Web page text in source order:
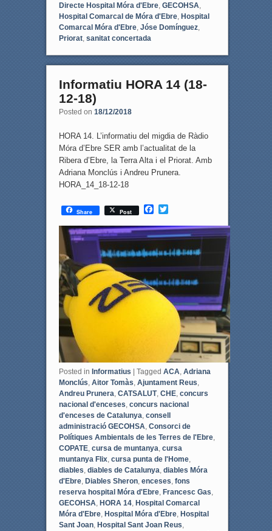
Directe Hospital Móra d'Ebre, GECOHSA,
Hospital Comarcal de Móra d'Ebre, Hospital
Comarcal Móra d'Ebre, Jóse Domínguez,
Priorat, sanitat concertada
Informatiu HORA 14 (18-
12-18)
Posted on 18/12/2018
HORA 14. L’informatiu del migdia de Ràdio
Móra d’Ebre SER amb l’actualitat de la
Ribera d’Ebre, la Terra Alta i el Priorat. Amb
Adriana Monclús i Andreu Prunera.
HORA_14_18-12-18
Share Post
F
c
e
b
o
o
k
T
i
t
t
e
r
Posted in Informatius Tagged ACA, Adriana
Monclús, Aitor Tomàs, Ajuntament Reus,
Andreu Prunera, CATSALUT, CHE, concurs
nacional d'enceses, concurs nacional
d'enceses de Catalunya, consell
administració GECOHSA, Consorci de
Polítiques Ambientals de les Terres de l'Ebre,
COPATE, cursa de muntanya, cursa
muntanya Flix, cursa punta de l'Home,
diables, diables de Catalunya, diables Móra
d'Ebre, Diables Sheron, enceses, fons
reserva hospital Móra d'Ebre, Francesc Gas,
GECOHSA, HORA 14, Hospital Comarcal
Móra d'Ebre, Hospital Móra d'Ebre, Hospital
Sant Joan, Hospital Sant Joan Reus,